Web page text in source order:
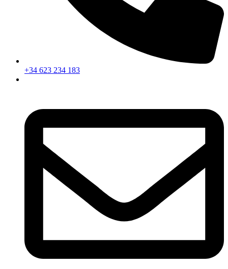
+34 623 234 183